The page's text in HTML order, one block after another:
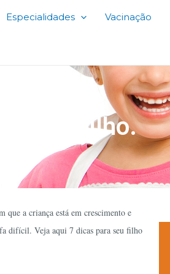
Especialidades Vacinação
seu filho.
que a criança está em crescimento e
difícil. Veja aqui 7 dicas para seu filho